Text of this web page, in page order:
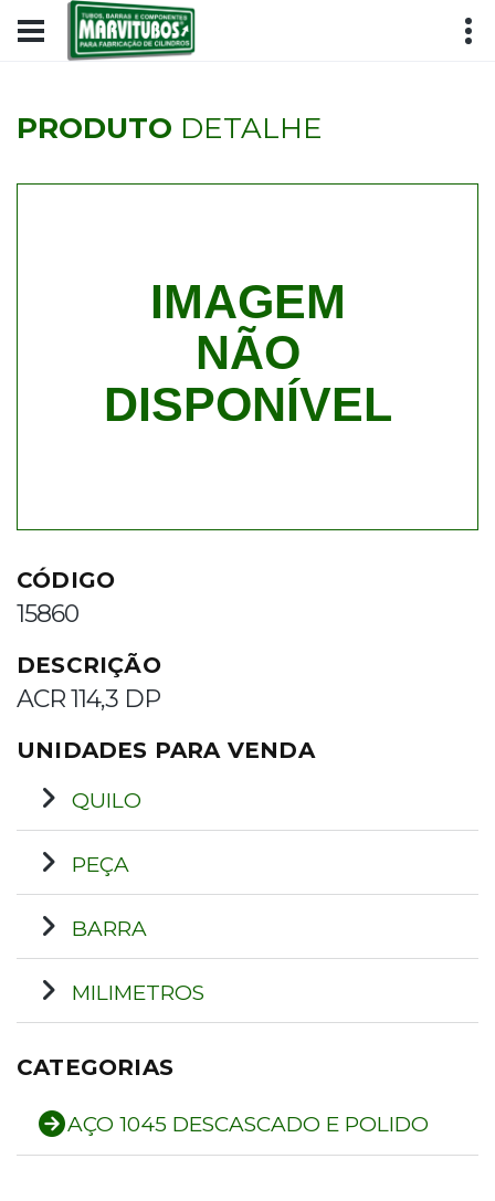
PRODUTO DETALHE
IMAGEM
NÃO
DISPONÍVEL
CÓDIGO
15860
DESCRIÇÃO
ACR 114,3 DP
UNIDADES PARA VENDA
QUILO
PEÇA
BARRA
MILIMETROS
CATEGORIAS
AÇO 1045 DESCASCADO E POLIDO